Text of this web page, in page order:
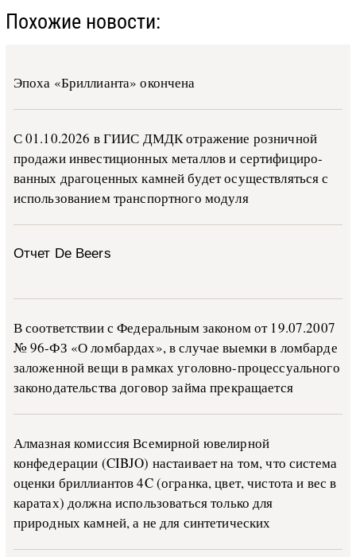
Похожие новости:
Эпоха «Бриллианта» окончена
С 01.10.2026 в ГИИС ДМДК от­ра­же­ние роз­ни­ч­ной
про­да­жи ин­ве­сти­ци­он­ных ме­тал­лов и сер­ти­фи­ци­ро­
ван­ных дра­го­цен­ных ка­м­ней бу­дет осу­ще­ств­лять­ся с
ис­поль­зо­ва­ни­ем тран­с­пор­т­но­го мо­ду­ля
Отчет De Beers
В со­о­т­вет­ствии с Фе­де­раль­ным за­ко­ном от 19.07.2007
№ 96-ФЗ «О ло­м­бар­дах», в слу­чае вы­е­м­ки в ло­м­бар­де
за­ло­жен­ной ве­щи в ра­м­ках уго­ло­в­но-­про­цес­су­аль­но­го
за­ко­но­да­тель­ства до­го­вор зай­ма пре­кра­ща­ет­ся
Алмазная комиссия Всемирной ювелирной
конфедерации (CIBJO) настаивает на том, что система
оценки бриллиантов 4C (огранка, цвет, чистота и вес в
каратах) должна использоваться только для
природных камней, а не для синтетических